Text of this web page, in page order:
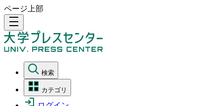
ページ上部
density_medium
検索
カテゴリ